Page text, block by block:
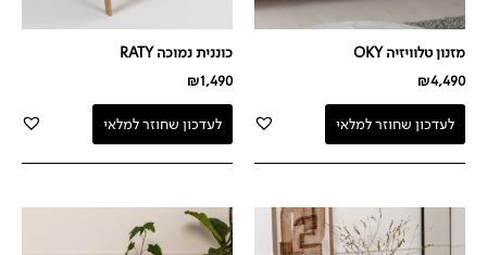
מזנון טלוויזיה OKY
₪4,490
לעדכון שחוזר למלאי
כוננית נמוכה RATY
₪1,490
לעדכון שחוזר למלאי